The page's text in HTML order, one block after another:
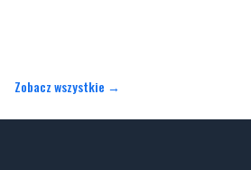
Zobacz wszystkie →